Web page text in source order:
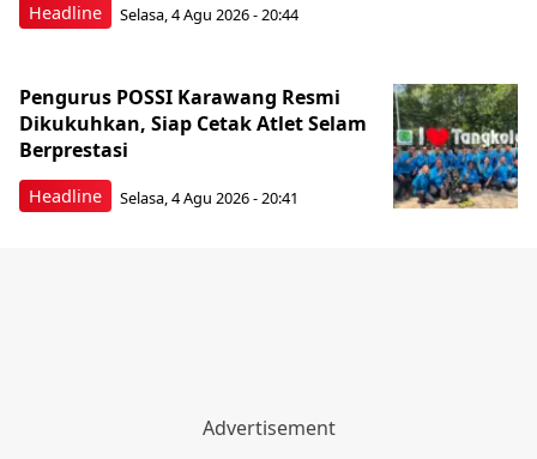
Headline Selasa, 4 Agu 2026 - 20:44
Headline
Pengurus POSSI Karawang Resmi
Dikukuhkan, Siap Cetak Atlet Selam
Berprestasi
Selasa, 4 Agu 2026 - 20:41